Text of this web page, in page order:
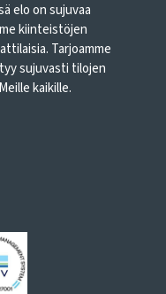
elo on sujuvaa
kiinteistöjen
Tarjoamme
sujuvasti tilojen
kaikille.